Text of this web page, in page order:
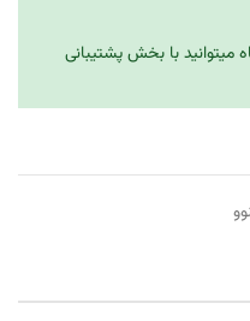
میتوانید با بخش پشتیبانی